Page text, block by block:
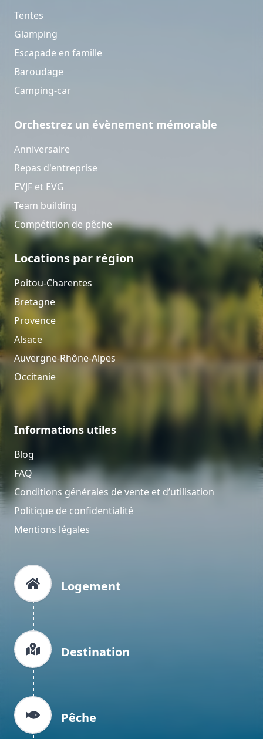
Tentes
Glamping
Escapade en famille
Baroudage
Camping-car
Orchestrez un évènement mémorable
Anniversaire
Repas d'entreprise
EVJF et EVG
Team building
Compétition de pêche
Locations par région
Poitou-Charentes
Bretagne
Provence
Alsace
Auvergne-Rhône-Alpes
Occitanie
Informations utiles
Blog
FAQ
Conditions générales de vente et d’utilisation
Politique de confidentialité
Mentions légales
Logement
Destination
Pêche